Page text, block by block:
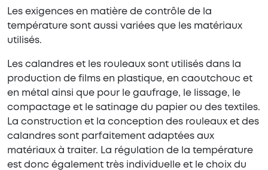
Les exigences en matière de contrôle de la
température sont aussi variées que les matériaux
utilisés.
Les calandres et les rouleaux sont utilisés dans la
production de films en plastique, en caoutchouc et
en métal ainsi que pour le gaufrage, le lissage, le
compactage et le satinage du papier ou des textiles.
La construction et la conception des rouleaux et des
calandres sont parfaitement adaptées aux
matériaux à traiter. La régulation de la température
est donc également très individuelle et le choix du